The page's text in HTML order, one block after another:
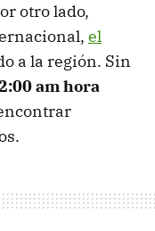
otro lado,
el
a la región. Sin
am hora